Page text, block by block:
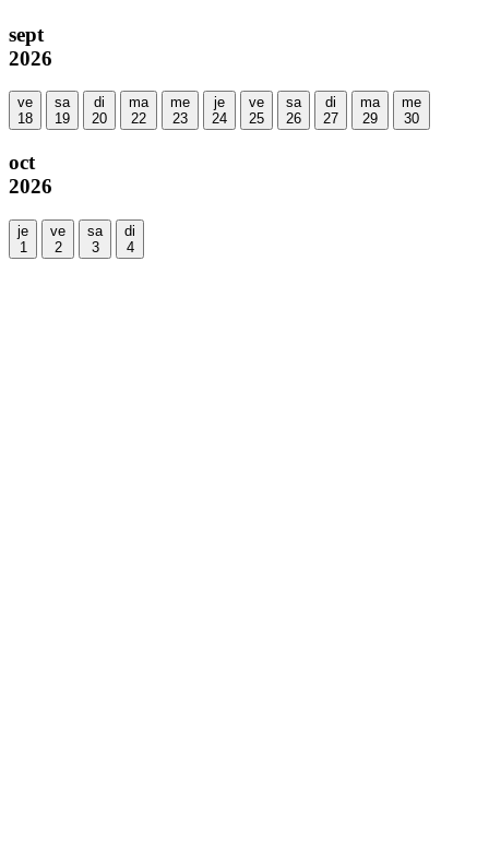
sept
2026
ve
18
sa
19
di
20
ma
22
me
23
je
24
ve
25
sa
26
di
27
ma
29
me
30
oct
2026
je
1
ve
2
sa
3
di
4